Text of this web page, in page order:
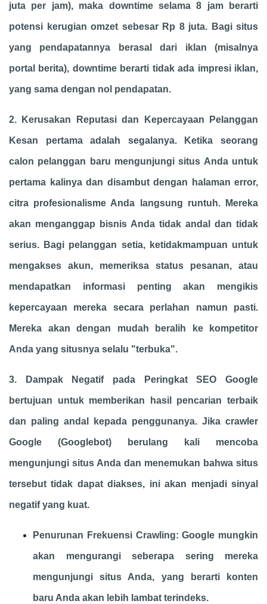
juta per jam), maka downtime selama 8 jam berarti
potensi kerugian omzet sebesar Rp 8 juta. Bagi situs
yang pendapatannya berasal dari iklan (misalnya
portal berita), downtime berarti tidak ada impresi iklan,
yang sama dengan nol pendapatan.
2. Kerusakan Reputasi dan Kepercayaan Pelanggan
Kesan pertama adalah segalanya. Ketika seorang
calon pelanggan baru mengunjungi situs Anda untuk
pertama kalinya dan disambut dengan halaman error,
citra profesionalisme Anda langsung runtuh. Mereka
akan menganggap bisnis Anda tidak andal dan tidak
serius. Bagi pelanggan setia, ketidakmampuan untuk
mengakses akun, memeriksa status pesanan, atau
mendapatkan informasi penting akan mengikis
kepercayaan mereka secara perlahan namun pasti.
Mereka akan dengan mudah beralih ke kompetitor
Anda yang situsnya selalu "terbuka".
3. Dampak Negatif pada Peringkat SEO Google
bertujuan untuk memberikan hasil pencarian terbaik
dan paling andal kepada penggunanya. Jika crawler
Google (Googlebot) berulang kali mencoba
mengunjungi situs Anda dan menemukan bahwa situs
tersebut tidak dapat diakses, ini akan menjadi sinyal
negatif yang kuat.
Penurunan Frekuensi Crawling: Google mungkin
akan mengurangi seberapa sering mereka
mengunjungi situs Anda, yang berarti konten
baru Anda akan lebih lambat terindeks.